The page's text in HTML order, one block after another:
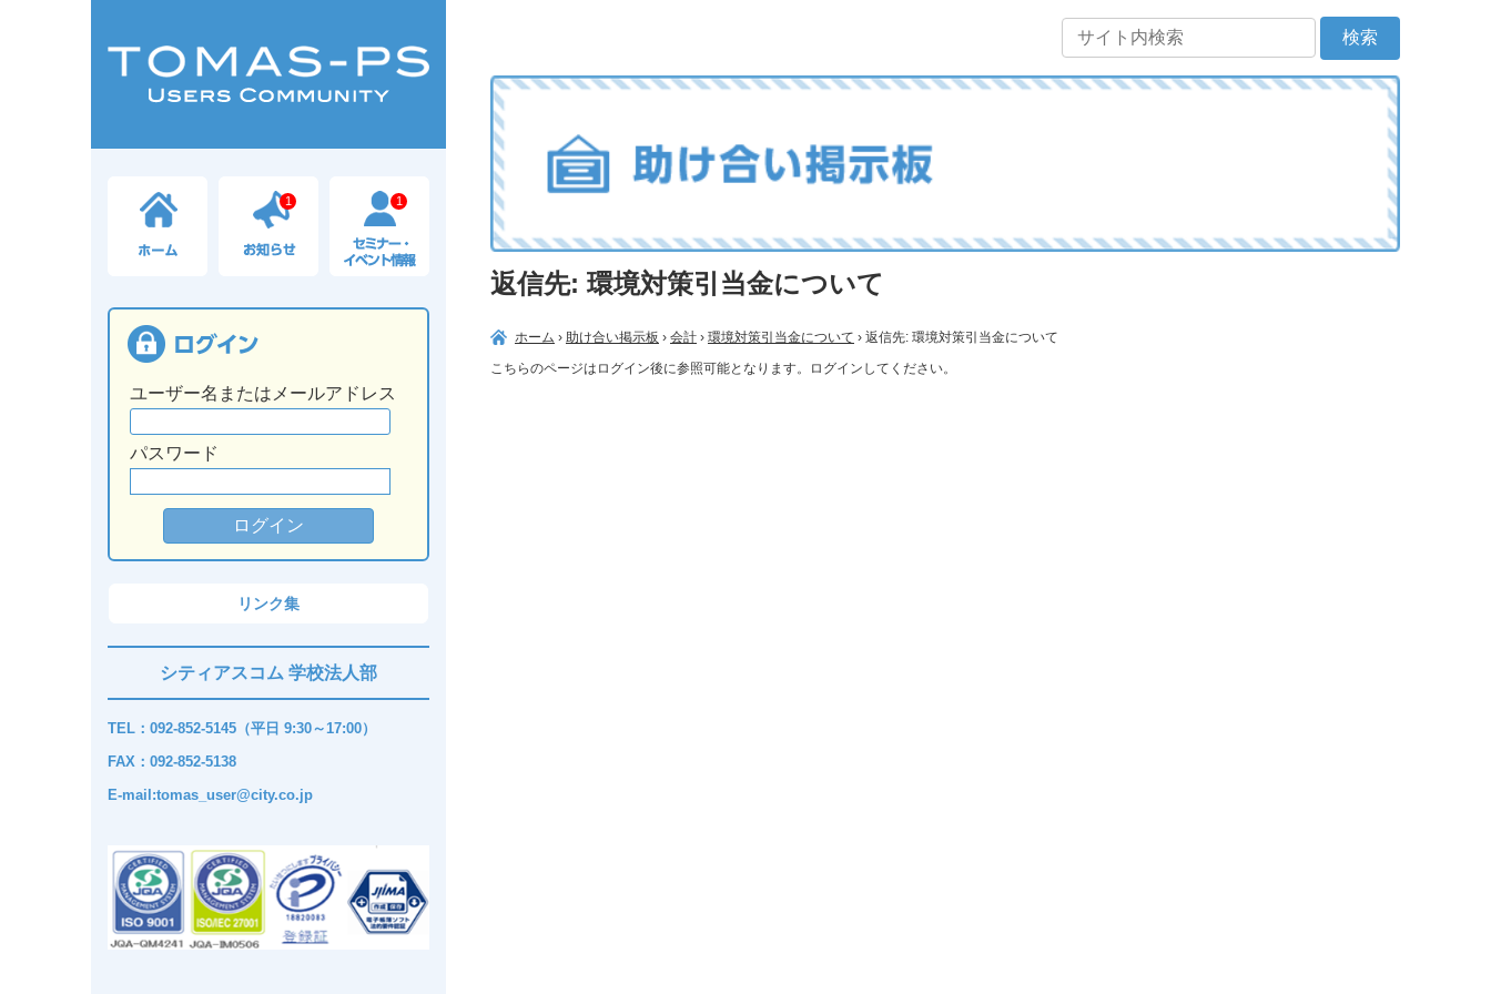
1 1
ユーザー名またはメールアドレス
パスワード
リンク集
シティアスコム 学校法人部
TEL：092-852-5145（平日 9:30～17:00）
FAX：092-852-5138
E-mail:tomas_user@city.co.jp
返信先: 環境対策引当金について
ホーム › 助け合い掲示板 › 会計 › 環境対策引当金について › 返信先: 環境対策引当金について
こちらのページはログイン後に参照可能となります。ログインしてください。